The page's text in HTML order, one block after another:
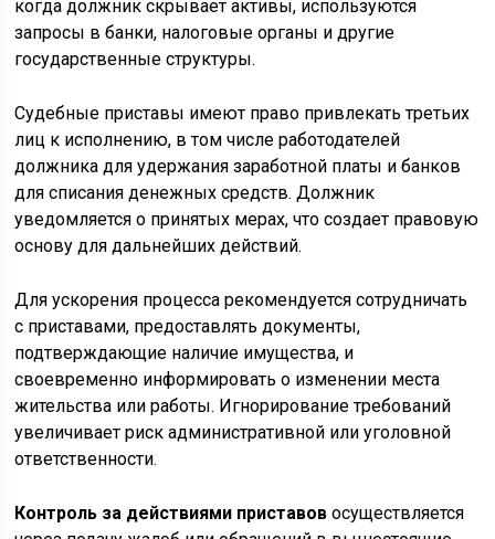
когда должник скрывает активы, используются
запросы в банки, налоговые органы и другие
государственные структуры.
Судебные приставы имеют право привлекать третьих
лиц к исполнению, в том числе работодателей
должника для удержания заработной платы и банков
для списания денежных средств. Должник
уведомляется о принятых мерах, что создает правовую
основу для дальнейших действий.
Для ускорения процесса рекомендуется сотрудничать
с приставами, предоставлять документы,
подтверждающие наличие имущества, и
своевременно информировать о изменении места
жительства или работы. Игнорирование требований
увеличивает риск административной или уголовной
ответственности.
Контроль за действиями приставов осуществляется